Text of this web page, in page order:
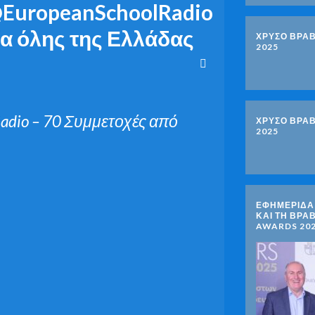
όλης της Ελλάδας
– 70 Συμμετοχές από
ΧΡΥΣΟ
2025
ΧΡΥΣΟ
2025
ΕΦΗΜΕΡΙΔΑ
ΚΑΙ ΤΗ
AWARDS